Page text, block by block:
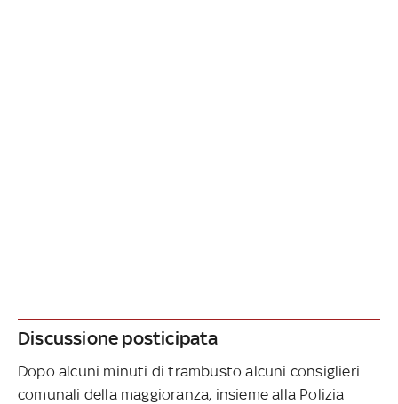
Discussione posticipata
Dopo alcuni minuti di trambusto alcuni consiglieri
comunali della maggioranza, insieme alla Polizia